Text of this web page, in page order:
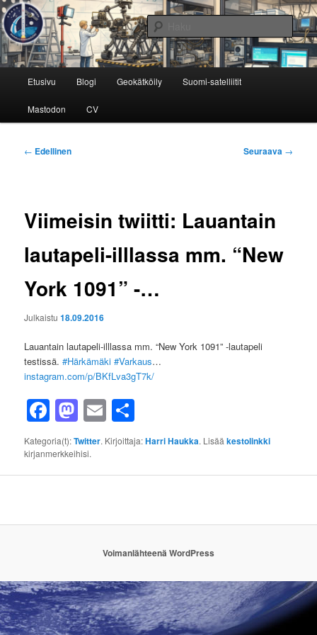
Siirry
sisältöön
Avaruusinsinööri
Avaruustekniikkaa ja -tutkimusta
Haku
Etusivu Blogi Geokätköily Suomi-satelliitit
Mastodon CV
Artikkelien
← Edellinen Seuraava →
Viimeisin twiitti: Lauantain
lautapeli-illlassa mm. “New
York 1091” -…
Julkaistu18.09.2016
Lauantain lautapeli-illlassa mm. “New York 1091” -lautapeli
testissä.#Härkämäki #Varkaus…
instagram.com/p/BKfLva3gT7k/
Facebook
Mastodon
Email
Kategoria(t):Twitter. Kirjoittaja:Harri Haukka. Lisääkestolinkki
kirjanmerkkeihisi.
Voimanlähteenä WordPress